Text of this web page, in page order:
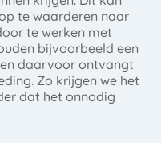
te waarderen naar
te werken met
bijvoorbeeld een
daarvoor ontvangt
Zo krijgen we het
dat het onnodig